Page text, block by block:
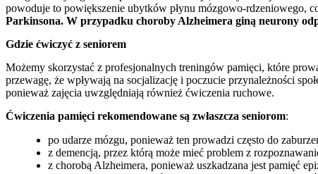
powoduje to powiększenie ubytków płynu mózgowo-rdzeniowego,
Parkinsona. W przypadku choroby Alzheimera giną neurony
Gdzie ćwiczyć z seniorem
Możemy skorzystać z profesjonalnych treningów pamięci, które
przewagę, że wpływają na socjalizację i poczucie przynależności
ponieważ zajęcia uwzględniają również ćwiczenia ruchowe.
Ćwiczenia pamięci rekomendowane są zwłaszcza seniorom:
po udarze mózgu, ponieważ ten prowadzi często do
z demencją, przez którą może mieć problem z
z chorobą Alzheimera, ponieważ uszkadzana jest pamięć